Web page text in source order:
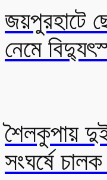
জয়পুরহাটে
নেমে
শৈলকুপায়
সংঘর্ষে